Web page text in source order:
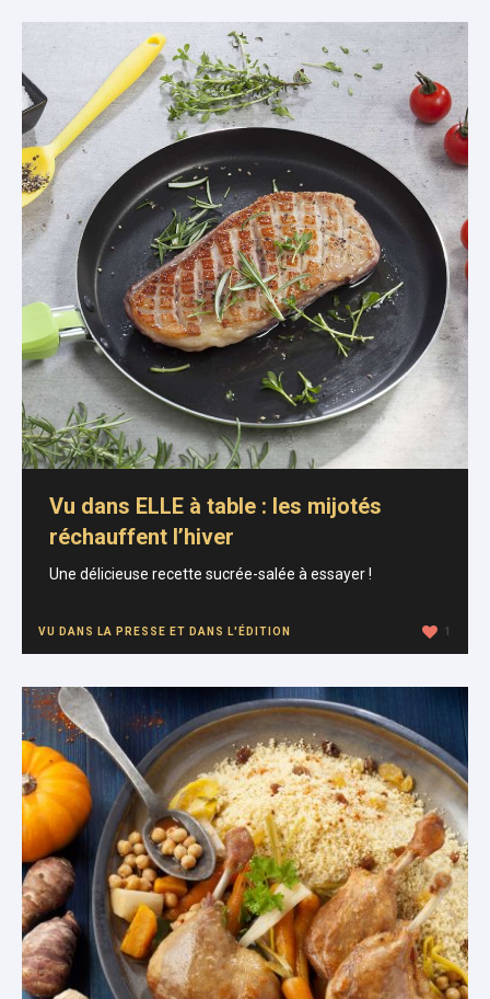
Vu dans ELLE à table : les mijotés
réchauffent l’hiver
Une délicieuse recette sucrée-salée à essayer !
VU DANS LA PRESSE ET DANS L'ÉDITION 1